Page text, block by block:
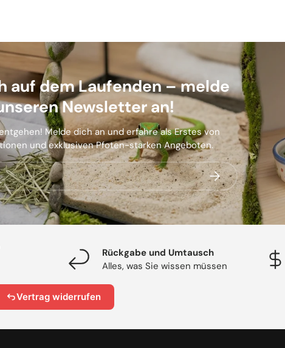
auf dem Laufenden – melde
Newsletter an!
Melde dich an und erfahre als Erstes von
und exklusiven Pfoten-starken Angeboten.
Abonnieren
Rückgabe und Umtausch
Alles, was Sie wissen müssen
Vertrag widerrufen